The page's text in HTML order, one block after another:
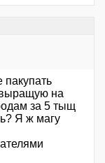
пакупать
на
за 5 тыщ
Я ж магу